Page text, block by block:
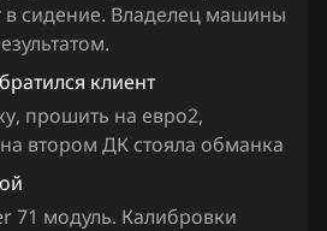
сидение. Владелец машины
клиент
прошить на евро2,
на втором ДК стояла обманка
71 модуль. Калибровки